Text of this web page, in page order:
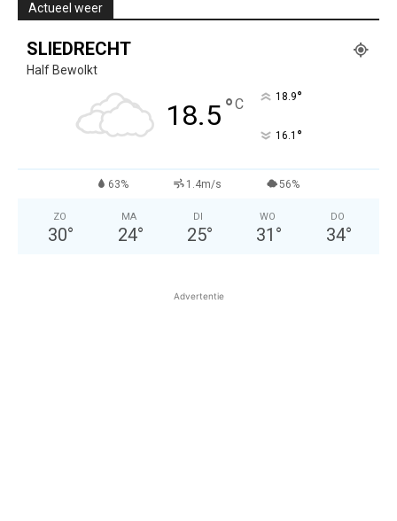
Actueel weer
SLIEDRECHT
Half Bewolkt
18.5°C 18.9°
16.1 °
63% 1.4m/s 56%
ZO
30°
MA
24°
DI
25°
WO
31 °
DO
34°
Advertentie